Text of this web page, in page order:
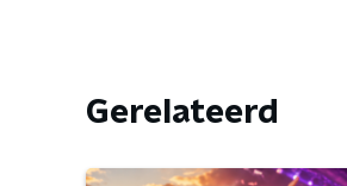
Gerelateerd